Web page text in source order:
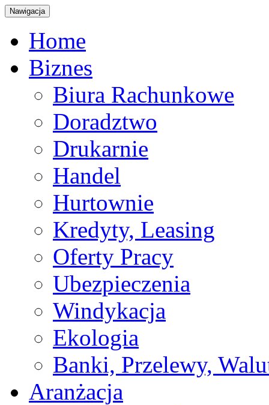
Nawigacja
Home
Biznes
Biura Rachunkowe
Doradztwo
Drukarnie
Handel
Hurtownie
Kredyty, Leasing
Oferty Pracy
Ubezpieczenia
Windykacja
Ekologia
Banki, Przelewy,
Aranżacja